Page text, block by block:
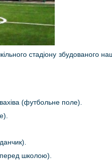
стадіону збудованого
(футбольне поле).
школою).